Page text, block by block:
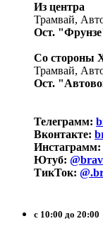
Из центра
Трамвай,
Ост.
Со стороны
Трамвай,
Ост.
Телеграмм:
Вконтакте:
Инстаграмм:
Ютуб:
ТикТок:
с 10:00 до 20:00